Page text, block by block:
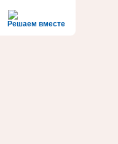
Решаем вместе